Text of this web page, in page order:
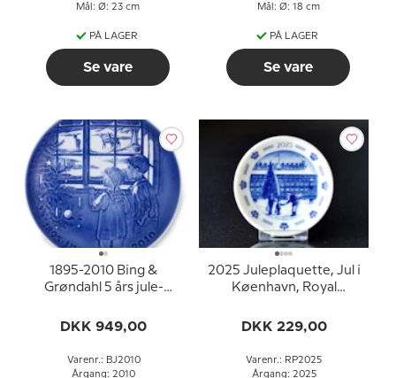
Mål: Ø: 23 cm
PÅ LAGER
Se vare
Mål: Ø: 18 cm
PÅ LAGER
Se vare
1895-2010 Bing &
Grøndahl 5 års jule-
DKK 949,00
Varenr.: BJ2010
Årgang: 2010
2025 Juleplaquette, Jul i
Køenhavn, Royal
DKK 229,00
Varenr.: RP2025
Årgang: 2025